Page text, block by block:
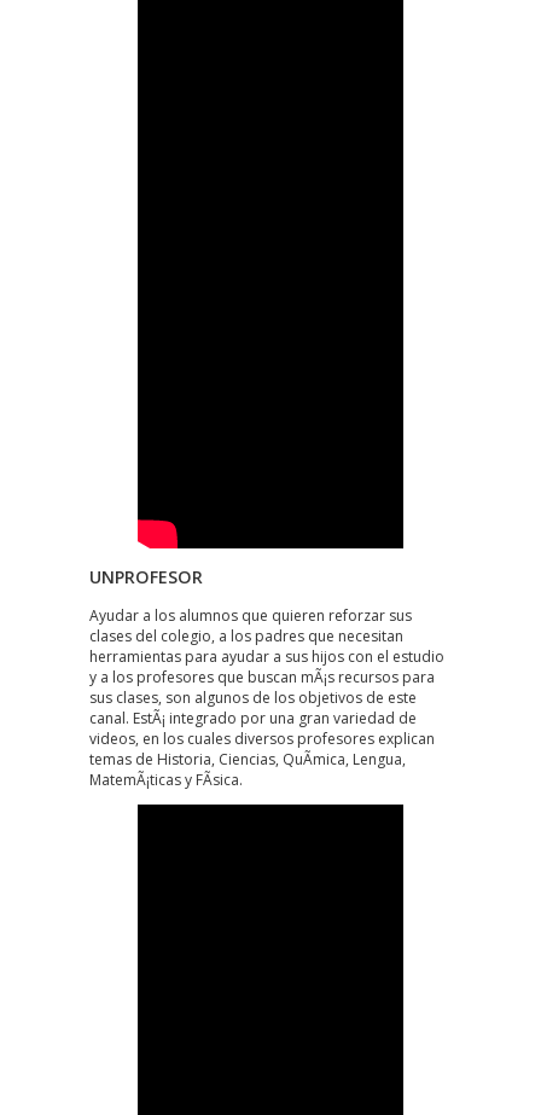
UNPROFESOR
Ayudar a los alumnos que quieren reforzar sus
clases del colegio, a los padres que necesitan
herramientas para ayudar a sus hijos con el estudio
y a los profesores que buscan mÃ¡s recursos para
sus clases, son algunos de los objetivos de este
canal. EstÃ¡ integrado por una gran variedad de
videos, en los cuales diversos profesores explican
temas de Historia, Ciencias, QuÃ­mica, Lengua,
MatemÃ¡ticas y FÃ­sica.